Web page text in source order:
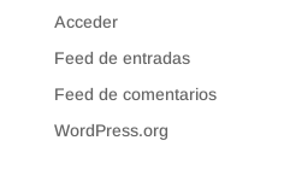
Acceder
Feed de entradas
Feed de comentarios
WordPress.org